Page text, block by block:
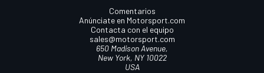
Comentarios
Anúnciate en Motorsport.com
Contacta con el equipo
sales@motorsport.com
650 Madison Avenue,
New York, NY 10022
USA